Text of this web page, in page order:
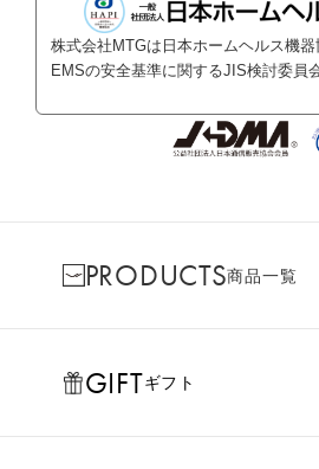
株式会社MTGは日本ホームヘルス機器
EMSの安全基準に関するJIS検討委員
PRODUCTS商品一覧
GIFTギフト